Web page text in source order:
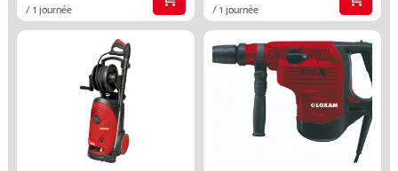
/ 1 journée / 1 journée